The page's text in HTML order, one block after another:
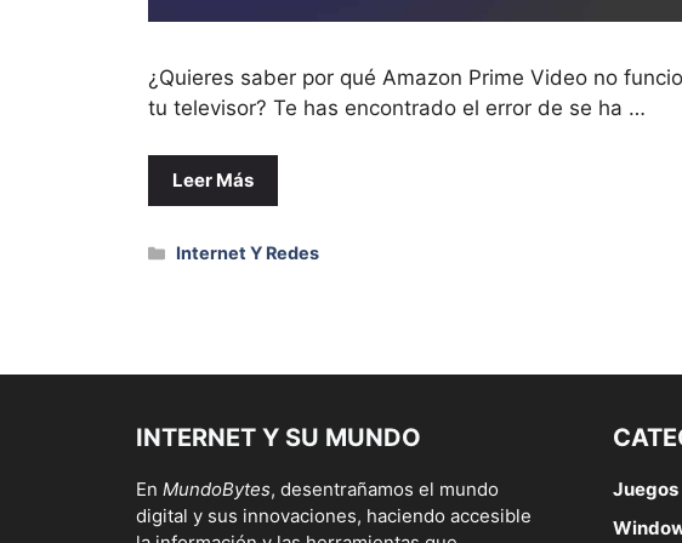
¿Quieres saber por qué Amazon Prime Video no
tu televisor? Te has encontrado el error de se ha …
Leer Más
Categorías
Internet Y Redes
INTERNET Y SU MUNDO
En MundoBytes, desentrañamos el mundo
digital y sus innovaciones, haciendo accesible
Juegos